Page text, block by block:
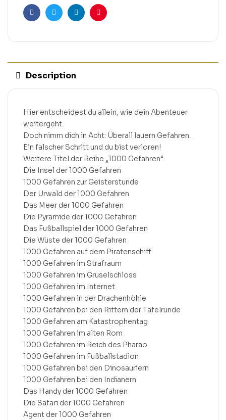
FacebookTwitterLinkedinPinterest
Description
Hier entscheidest du allein, wie dein Abenteuer
weitergeht.
Doch nimm dich in Acht: Überall lauern Gefahren.
Ein falscher Schritt und du bist verloren!
Weitere Titel der Reihe „1000 Gefahren“:
Die Insel der 1000 Gefahren
1000 Gefahren zur Geisterstunde
Der Urwald der 1000 Gefahren
Das Meer der 1000 Gefahren
Die Pyramide der 1000 Gefahren
Das Fußballspiel der 1000 Gefahren
Die Wüste der 1000 Gefahren
1000 Gefahren auf dem Piratenschiff
1000 Gefahren im Strafraum
1000 Gefahren im Gruselschloss
1000 Gefahren im Internet
1000 Gefahren in der Drachenhöhle
1000 Gefahren bei den Rittern der Tafelrunde
1000 Gefahren am Katastrophentag
1000 Gefahren im alten Rom
1000 Gefahren im Reich des Pharao
1000 Gefahren im Fußballstadion
1000 Gefahren bei den Dinosauriern
1000 Gefahren bei den Indianern
Das Handy der 1000 Gefahren
Die Safari der 1000 Gefahren
Agent der 1000 Gefahren